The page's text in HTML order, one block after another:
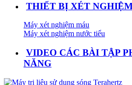
THIẾT BỊ XÉT
Máy xét nghiệm máu
Máy xét nghiệm nước tiểu
VIDEO CÁC BÀI TẬP
NĂNG